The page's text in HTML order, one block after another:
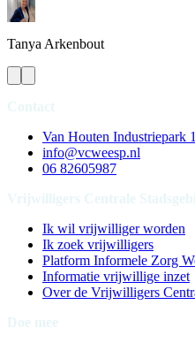
Tanya Arkenbout
Van Houten Industriepark
info@vcweesp.nl
06 82605987
Ik wil vrijwilliger worden
Ik zoek vrijwilligers
Platform Informele Zorg
Informatie vrijwillige inzet
Over de Vrijwilligers